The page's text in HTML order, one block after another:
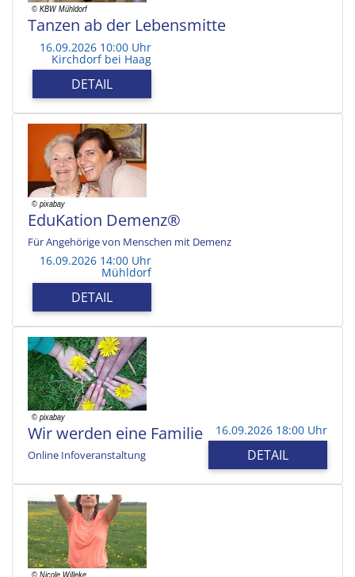
Tanzen ab der Lebensmitte
16.09.2026 10:00 Uhr
Kirchdorf bei Haag
DETAIL
EduKation Demenz®
Für Angehörige von Menschen mit Demenz
16.09.2026 14:00 Uhr
Mühldorf
DETAIL
Wir werden eine Familie
Online Infoveranstaltung
16.09.2026 18:00 Uhr
DETAIL